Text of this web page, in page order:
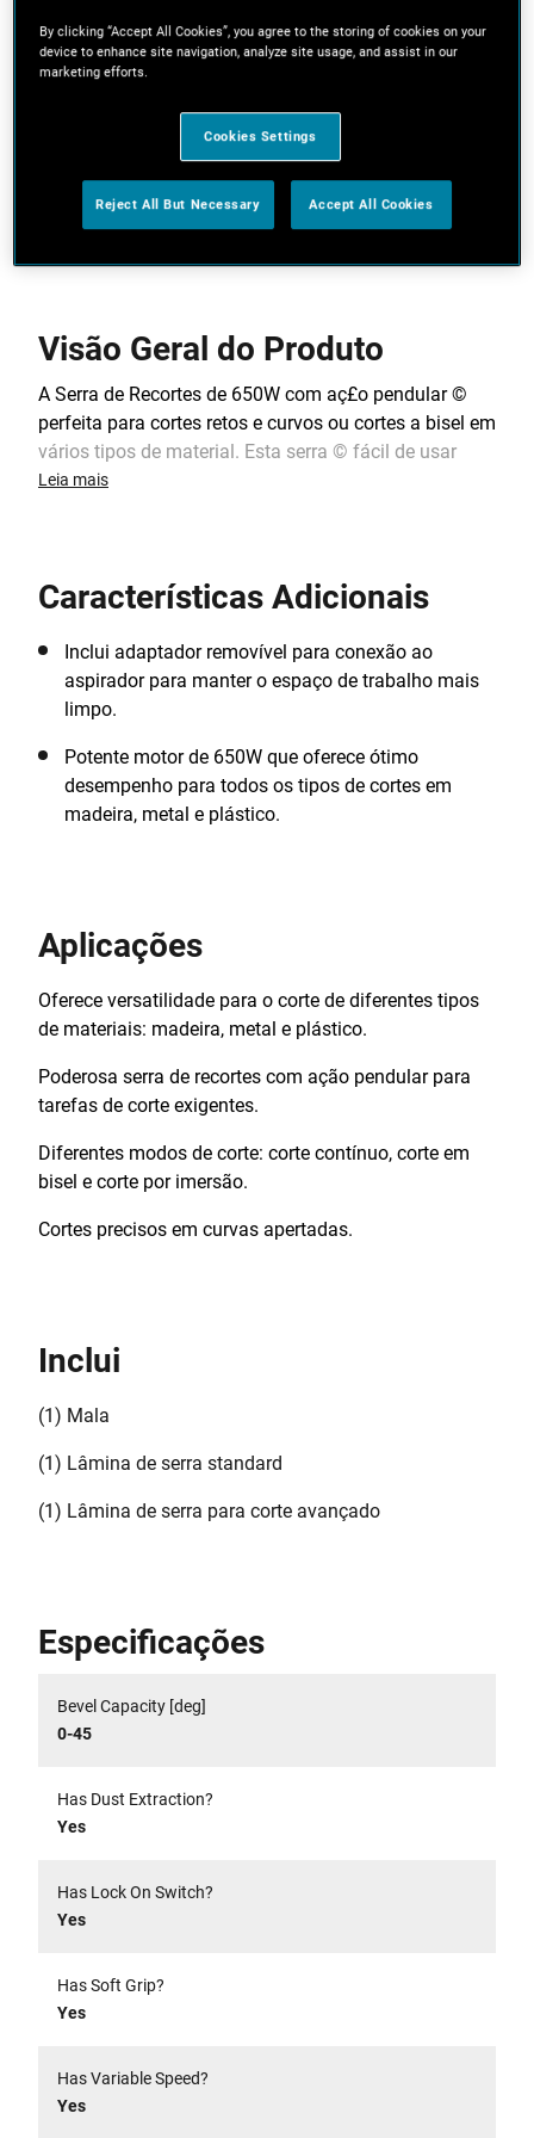
Caixa de armazenamento fácil de usar - Capaz de
aceder facilmente as pontas
A troca de lâmina sem ferramentas torna a troca
de acessórios rápida e fácil.
Ver mais características
Visão Geral do Produto
A Serra de Recortes de 650W com aç£o pendular ©
perfeita para cortes retos e curvos ou cortes a bisel em
vários tipos de material. Esta serra © fácil de usar
graças ao seu grampo de l¢mina sem ferramentas.
regular o movimento do pªndulo com 3 modos que
Leia mais
Características Adicionais
Inclui adaptador removível para conexão ao
aspirador para manter o espaço de trabalho mais
limpo.
Potente motor de 650W que oferece ótimo
desempenho para todos os tipos de cortes em
madeira, metal e plástico.
Aplicações
Oferece versatilidade para o corte de diferentes tipos
de materiais: madeira, metal e plástico.
Poderosa serra de recortes com ação pendular para
tarefas de corte exigentes.
Diferentes modos de corte: corte contínuo, corte em
bisel e corte por imersão.
Cortes precisos em curvas apertadas.
Inclui
(1) Mala
(1) Lâmina de serra standard
(1) Lâmina de serra para corte avançado
Especificações
Bevel Capacity [deg]
0-45
Has Dust Extraction?
Yes
Has Lock On Switch?
Yes
Has Soft Grip?
Yes
Has Variable Speed?
Yes
By clicking “Accept All Cookies”, you agree to the storing of cookies on your
device to enhance site navigation, analyze site usage, and assist in our
marketing efforts.
Cookies Settings
Reject All But Necessary Accept All Cookies